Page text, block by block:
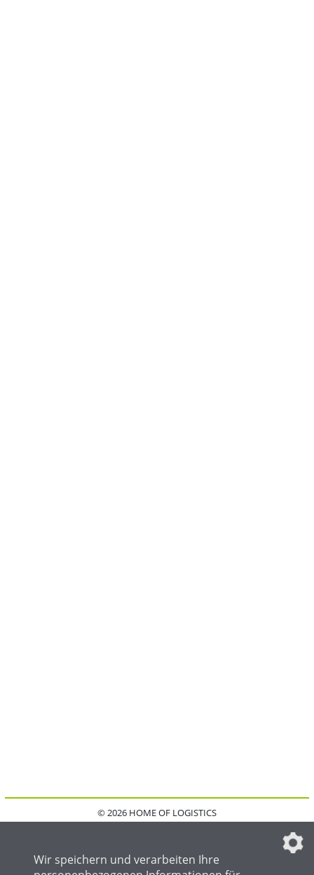
© 2026 HOME OF LOGISTICS
IMPRESSUM
FAQ
DATENSCHUTZEINSTELLUNGEN
Wir speichern und verarbeiten Ihre